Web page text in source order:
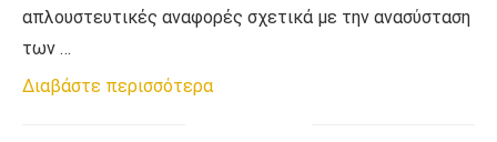
απλουστευτικές αναφορές σχετικά με την ανασύσταση
των …
Διαβάστε περισσότερα